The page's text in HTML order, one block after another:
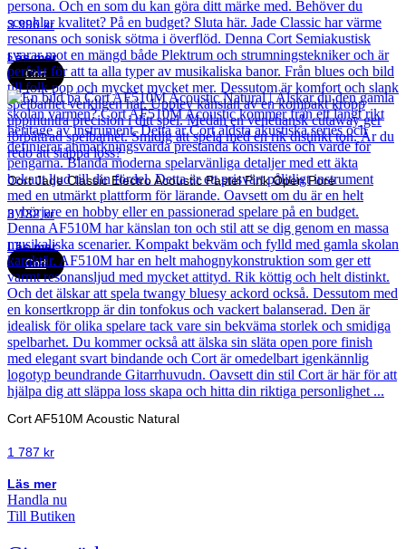
3 990kr
Läs mer
Cort
Cort Jade Classic Electro Acoustic Pastel Pink Open Pore
3 132kr
Läs mer
Cort
Cort AF510M Acoustic Natural
1 787 kr
Läs mer
Handla nu
Till Butiken